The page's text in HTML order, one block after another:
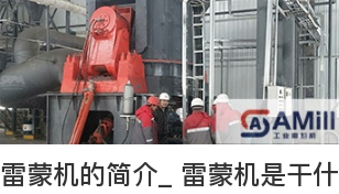
雷蒙机的简介_ 雷蒙机是干什